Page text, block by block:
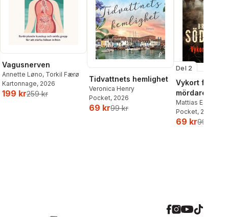
Vagusnerven
Annette Løno, Torkil Færø
Kartonnage, 2026
199 kr259 kr
Tidvattnets hemlighet
Veronica Henry
Pocket, 2026
69 kr99 kr
Del 2
Vykort från en
mördare
Mattias
Pocket, 2026
69 kr99 kr